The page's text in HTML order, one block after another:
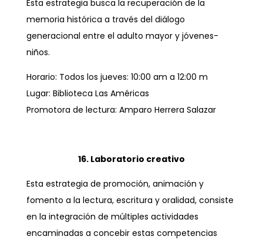
Esta estrategia busca la recuperación de la
memoria histórica a través del diálogo
generacional entre el adulto mayor y jóvenes-
niños.
Horario: Todos los jueves: 10:00 am a 12:00 m
Lugar: Biblioteca Las Américas
Promotora de lectura: Amparo Herrera Salazar
16. Laboratorio creativo
Esta estrategia de promoción, animación y
fomento a la lectura, escritura y oralidad, consiste
en la integración de múltiples actividades
encaminadas a concebir estas competencias